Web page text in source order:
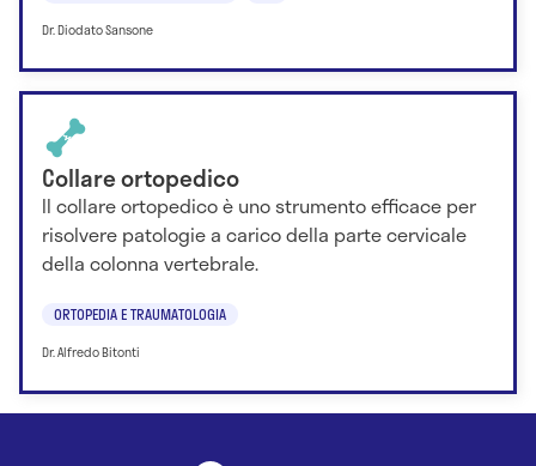
Dr. Diodato Sansone
Collare ortopedico
Il collare ortopedico è uno strumento efficace per
risolvere patologie a carico della parte cervicale
della colonna vertebrale.
ORTOPEDIA E TRAUMATOLOGIA
Dr. Alfredo Bitonti